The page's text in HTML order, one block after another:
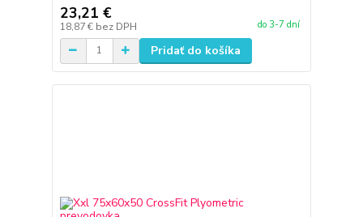
23,21 €
18,87 € bez DPH do 3-7 dní
Pridať do košíka